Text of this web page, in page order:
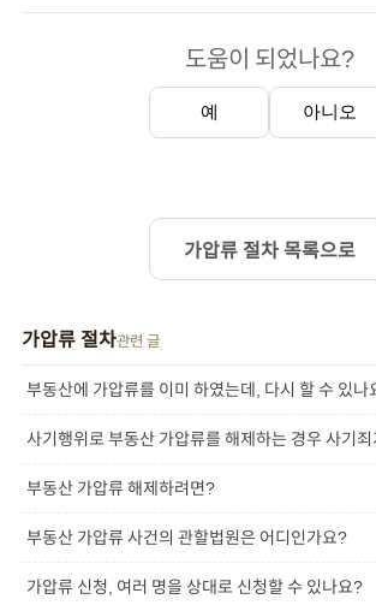
도움이 되었나요?
예 아니오
가압류 절차 목록으로
가압류 절차관련 글
부동산에 가압류를 이미 하였는데, 다시 할 수 있나
사기행위로 부동산 가압류를 해제하는 경우 사기
부동산 가압류 해제하려면?
부동산 가압류 사건의 관할법원은 어디인가요?
가압류 신청, 여러 명을 상대로 신청할 수 있나요?